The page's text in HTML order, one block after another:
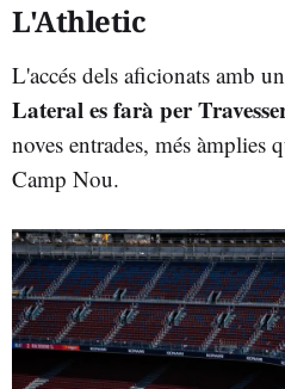
L'Athletic
L'accés dels aficionats amb
Lateral es farà per
noves entrades, més àmplies
Camp Nou.